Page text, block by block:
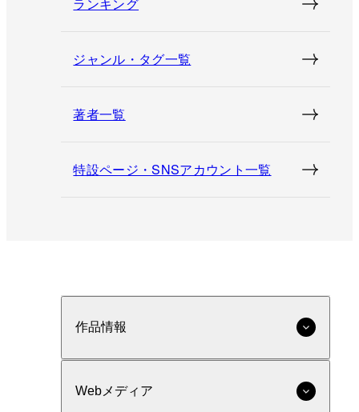
ジャンル・タグ一覧
著者一覧
特設ページ・SNSアカウント一覧
作品情報
Webメディア